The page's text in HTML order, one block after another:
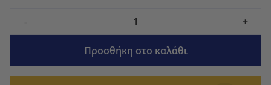
+
Προσθήκη στο καλάθι